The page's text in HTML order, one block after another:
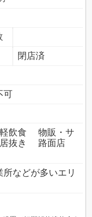
閉店済
可
飲食 物販・サ
抜き 路面店
などが多いエリ